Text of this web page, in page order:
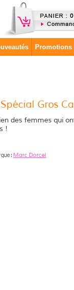
Promotions
Gros
des femmes qui
!
Marc Dorcel